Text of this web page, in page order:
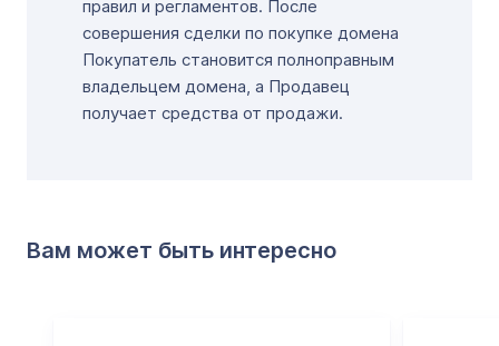
правил и регламентов. После
совершения сделки по покупке домена
Покупатель становится полноправным
владельцем домена, а Продавец
получает средства от продажи.
Вам может быть интересно